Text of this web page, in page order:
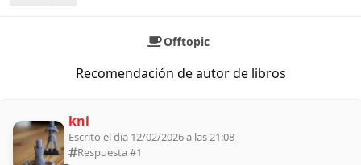
Offtopic
Recomendación de autor de libros
kni
Escrito el día 12/02/2026 a las 21:08
Respuesta #1